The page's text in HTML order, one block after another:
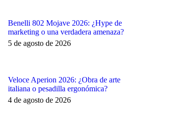
Benelli 802 Mojave 2026: ¿Hype de
marketing o una verdadera amenaza?
5 de agosto de 2026
Veloce Aperion 2026: ¿Obra de arte
italiana o pesadilla ergonómica?
4 de agosto de 2026